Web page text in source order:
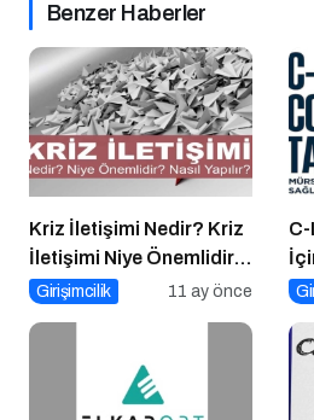
Benzer Haberler
Kriz İletişimi Nedir? Kriz
İletişimi Niye Önemlidir?
Kriz İletişimi Nasıl
Girişimcilik 11 ay önce